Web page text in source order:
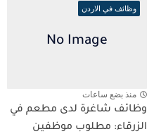
وظائف في الاردن
منذ بضع ساعات
وظائف شاغرة لدى مطعم في
الزرقاء: مطلوب موظفين